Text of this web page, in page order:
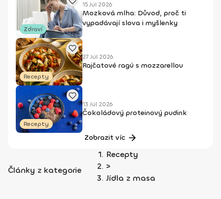
Zdraví
15 Júl 2026
Mozková mlha: Důvod, proč ti
vypadávají slova i myšlenky
Recepty
27 Júl 2026
Rajčatové ragú s mozzarellou
Recepty
13 Júl 2026
Čokoládový proteinový pudink
Zobrazit víc
Články z kategorie
Recepty
>
Jídla z masa